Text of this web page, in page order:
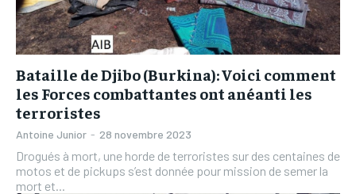
Bataille de Djibo (Burkina): Voici comment
les Forces combattantes ont anéanti les
terroristes
Antoine Junior - 28 novembre 2023
Drogués à mort, une horde de terroristes sur des centaines de
motos et de pickups s’est donnée pour mission de semer la
mort et...